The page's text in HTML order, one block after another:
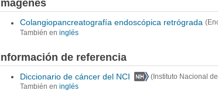
Colangiopancreatografía endoscópica retrógrada
También en inglés
de referencia
Diccionario de cáncer del NCI
(Instituto Nacional
También en inglés